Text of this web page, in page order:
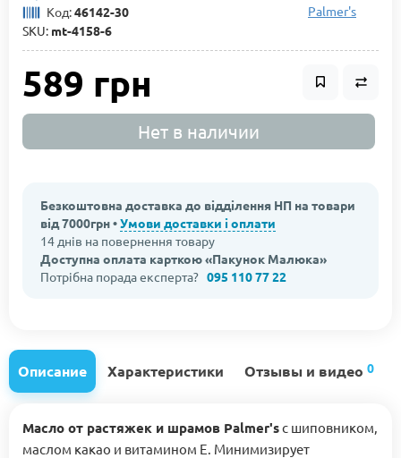
Код:46142-30
SKU: mt-4158-6
Palmer's
589 грн
Нет в наличии
Безкоштовна доставка до відділення НП на товари
від 7000грн •Умови доставки і оплати
14 днів на повернення товару
Доступна оплата карткою «Пакунок Малюка»
Потрібна порада експерта? 095 110 77 22
Описание Характеристики Отзывы и видео 0
Масло от растяжек и шрамов Palmer'sс шиповником,
маслом какао и витамином Е. Минимизирует